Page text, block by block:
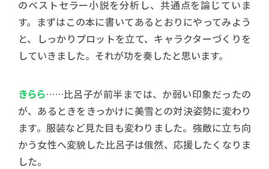
のベストセラー小説を分析し、共通点を論じていま
す。まずはこの本に書いてあるとおりにやってみよう
と、しっかりプロットを立て、キャラクターづくりを
していきました。それが功を奏したと思います。
きらら……比呂子が前半までは、か弱い印象だったの
が、あるときをきっかけに美雪との対決姿勢に変わり
ます。服装など見た目も変わりました。強敵に立ち向
かう女性へ変貌した比呂子は俄然、応援したくなりま
した。